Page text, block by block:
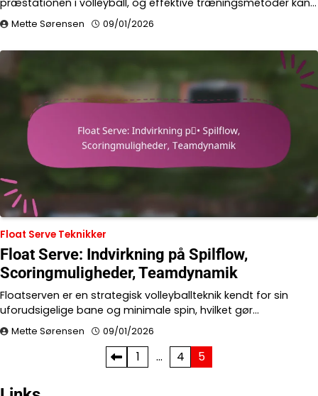
præstationen i volleyball, og effektive træningsmetoder kan…
Mette Sørensen 09/01/2026
Float Serve Teknikker
Float Serve: Indvirkning på Spilflow,
Scoringmuligheder, Teamdynamik
Floatserven er en strategisk volleyballteknik kendt for sin
uforudsigelige bane og minimale spin, hvilket gør…
Mette Sørensen 09/01/2026
pagination
1 … 4 5